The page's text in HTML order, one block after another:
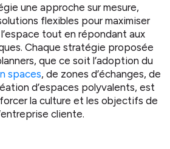
une approche sur mesure,
flexibles pour maximiser
tout en répondant aux
Chaque stratégie proposée
que ce soit l’adoption du
spaces, de zones d’échanges, de
d’espaces polyvalents, est
la culture et les objectifs de
cliente.